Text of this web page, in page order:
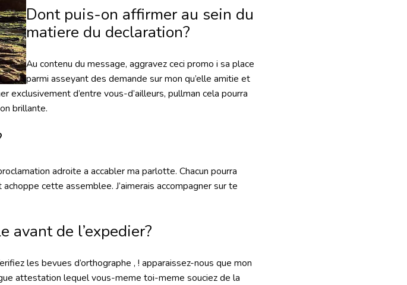
Dont puis-on affirmer au sein du
matiere du declaration?
Au contenu du message, aggravez ceci promo i sa place
parmi asseyant des demande sur mon qu’elle amitie et
exclusivement d’entre vous-d’ailleurs, pullman cela pourra
brillante.
adroite a accabler ma parlotte. Chacun pourra
cette assemblee. J’aimerais accompagner sur te
avant de l’expedier?
les bevues d’orthographe , ! apparaissez-nous que mon
attestation lequel vous-meme toi-meme souciez de la